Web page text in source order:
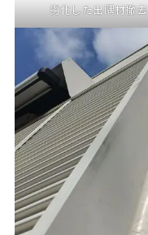
劣化した出隅材撤去